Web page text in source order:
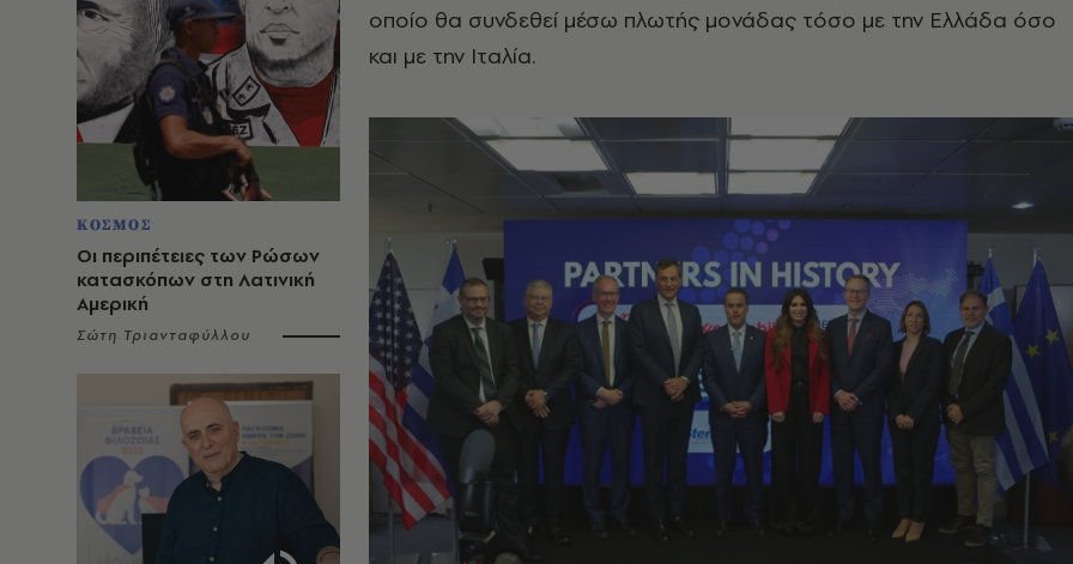
ΚΟΣΜΟΣ
Οι περιπέτειες των Ρώσων
κατασκόπων στη Λατινική
Αμερική
Σώτη Τριανταφύλλου
οποίο θα συνδεθεί μέσω πλωτής μονάδας τόσο με την Ελλάδα όσο
και με την Ιταλία.